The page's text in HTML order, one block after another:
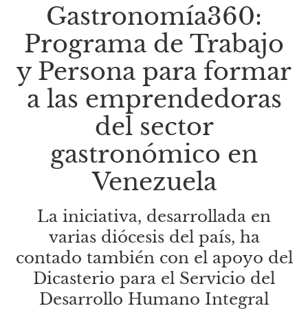
Gastronomía360:
Programa de Trabajo
y Persona para formar
a las emprendedoras
del sector
gastronómico en
Venezuela
La iniciativa, desarrollada en
varias diócesis del país, ha
contado también con el apoyo del
Dicasterio para el Servicio del
Desarrollo Humano Integral